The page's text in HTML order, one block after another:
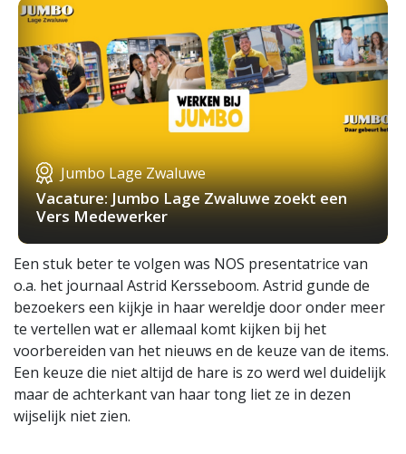
Jumbo Lage Zwaluwe
Vacature: Jumbo Lage Zwaluwe zoekt een
Vers Medewerker
Een stuk beter te volgen was NOS presentatrice van
o.a. het journaal Astrid Kersseboom. Astrid gunde de
bezoekers een kijkje in haar wereldje door onder meer
te vertellen wat er allemaal komt kijken bij het
voorbereiden van het nieuws en de keuze van de items.
Een keuze die niet altijd de hare is zo werd wel duidelijk
maar de achterkant van haar tong liet ze in dezen
wijselijk niet zien.